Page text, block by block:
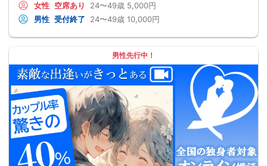
女性 空席あり 24〜49歳 5,000円
男性 受付終了 24〜49歳 10,000円
男性先行中！